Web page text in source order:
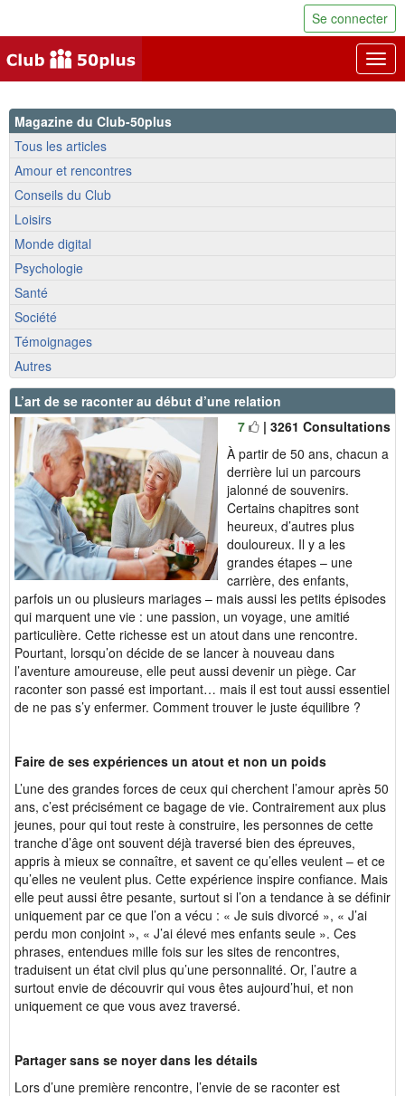
Se connecter
Magazine du Club-50plus
Tous les articles
Amour et rencontres
Conseils du Club
Loisirs
Monde digital
Psychologie
Santé
Société
Témoignages
Autres
L’art de se raconter au début d’une relation
7
| 3261 Consultations
À partir de 50 ans, chacun a
derrière lui un parcours
jalonné de souvenirs.
Certains chapitres sont
heureux, d’autres plus
douloureux. Il y a les
grandes étapes – une
carrière, des enfants,
parfois un ou plusieurs mariages – mais aussi les petits épisodes
qui marquent une vie : une passion, un voyage, une amitié
particulière. Cette richesse est un atout dans une rencontre.
Pourtant, lorsqu’on décide de se lancer à nouveau dans
l’aventure amoureuse, elle peut aussi devenir un piège. Car
raconter son passé est important… mais il est tout aussi essentiel
de ne pas s’y enfermer. Comment trouver le juste équilibre ?
Faire de ses expériences un atout et non un poids
L’une des grandes forces de ceux qui cherchent l’amour après 50
ans, c’est précisément ce bagage de vie. Contrairement aux plus
jeunes, pour qui tout reste à construire, les personnes de cette
tranche d’âge ont souvent déjà traversé bien des épreuves,
appris à mieux se connaître, et savent ce qu’elles veulent – et ce
qu’elles ne veulent plus. Cette expérience inspire confiance. Mais
elle peut aussi être pesante, surtout si l’on a tendance à se définir
uniquement par ce que l’on a vécu : « Je suis divorcé », « J’ai
perdu mon conjoint », « J’ai élevé mes enfants seule ». Ces
phrases, entendues mille fois sur les sites de rencontres,
traduisent un état civil plus qu’une personnalité. Or, l’autre a
surtout envie de découvrir qui vous êtes aujourd’hui, et non
uniquement ce que vous avez traversé.
Partager sans se noyer dans les détails
Lors d’une première rencontre, l’envie de se raconter est